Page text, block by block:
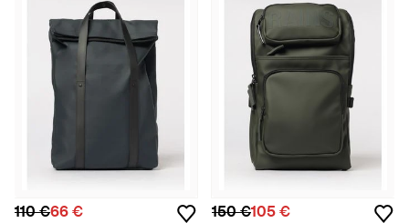
110 €66 € 150 €105 €